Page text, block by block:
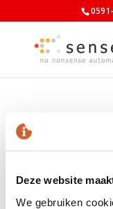
Deze website
We gebruiken
exact
kleiner